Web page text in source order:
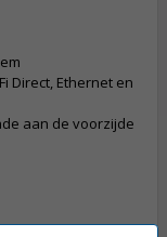
Direct, Ethernet en
aan de voorzijde